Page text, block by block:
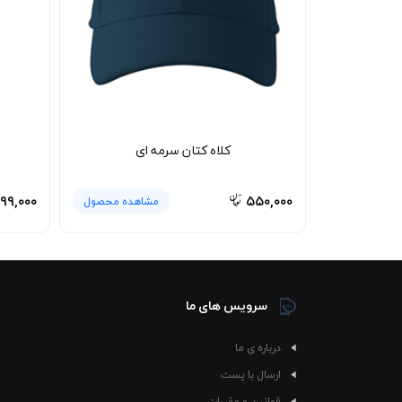
کلاه کتان سرمه ای
۵۵۰,۰۰۰ مشاهده محصول
سرویس های ما
درباره ی ما
ارسال با پست